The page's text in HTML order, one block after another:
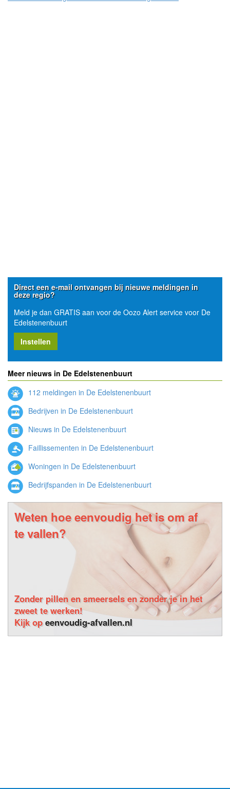
Direct een e-mail ontvangen bij nieuwe meldingen in
deze regio?
Meld je dan GRATIS aan voor de Oozo Alert service voor De
Edelstenenbuurt
Instellen
Meer nieuws in De Edelstenenbuurt
112 meldingen in De Edelstenenbuurt
Bedrijven in De Edelstenenbuurt
Nieuws in De Edelstenenbuurt
Faillissementen in De Edelstenenbuurt
Woningen in De Edelstenenbuurt
Bedrijfspanden in De Edelstenenbuurt
Weten hoe eenvoudig het is om af
te vallen?
Zonder pillen en smeersels en zonder je in het
zweet te werken!
Kijk opeenvoudig-afvallen.nl